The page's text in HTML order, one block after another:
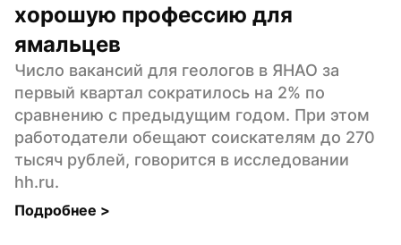
хорошую профессию для
ямальцев
Число вакансий для геологов в ЯНАО за
первый квартал сократилось на 2% по
сравнению с предыдущим годом. При этом
работодатели обещают соискателям до 270
тысяч рублей, говорится в исследовании
hh.ru.
Подробнее >